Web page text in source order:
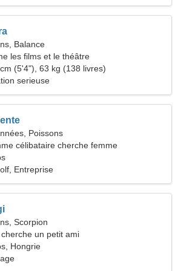
Balance
les films et le théâtre
(5'4"), 63 kg (138 livres)
serieuse
Poissons
célibataire cherche femme
Entreprise
Scorpion
cherche un petit ami
Hongrie